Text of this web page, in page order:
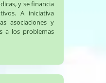
y se financia
A iniciativa
asociaciones y
a los problemas